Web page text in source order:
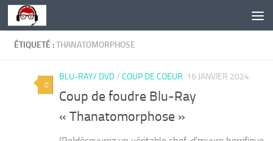
Skip to content
ÉTIQUETÉ :THANATOMORPHOSE
0
BLU-RAY/ DVD/ COUP DE COEUR 16 JANVIER 2024
Coup de foudre Blu-Ray
« Thanatomorphose »